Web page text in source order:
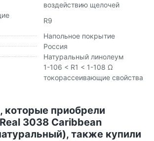
воздействию щелочей
R9
Напольное покрытие
Россия
Натуральный линолеум
1-106 < R1 < 1-108 Ω
токорассеивающие свойства
которые приобрели
3038 Caribbean
также купили